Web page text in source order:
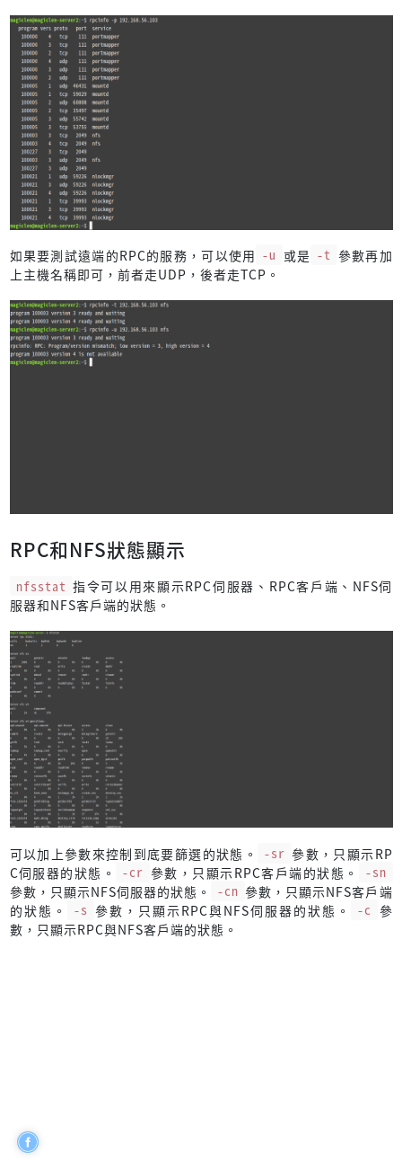
如果要測試遠端的RPC的服務，可以使用 -u 或是 -t 參數再加
上主機名稱即可，前者走UDP，後者走TCP。
RPC和NFS狀態顯示
nfsstat 指令可以用來顯示RPC伺服器、RPC客戶端、NFS伺
服器和NFS客戶端的狀態。
可以加上參數來控制到底要篩選的狀態。 -sr 參數，只顯示RP
C伺服器的狀態。
-cr 參數，只顯示RPC客戶端的狀態。
-sn
參數，只顯示NFS伺服器的狀態。
-cn 參數，只顯示NFS客戶端
的狀態。
-s 參數，只顯示RPC與NFS伺服器的狀態。 -c 參
數，只顯示RPC與NFS客戶端的狀態。